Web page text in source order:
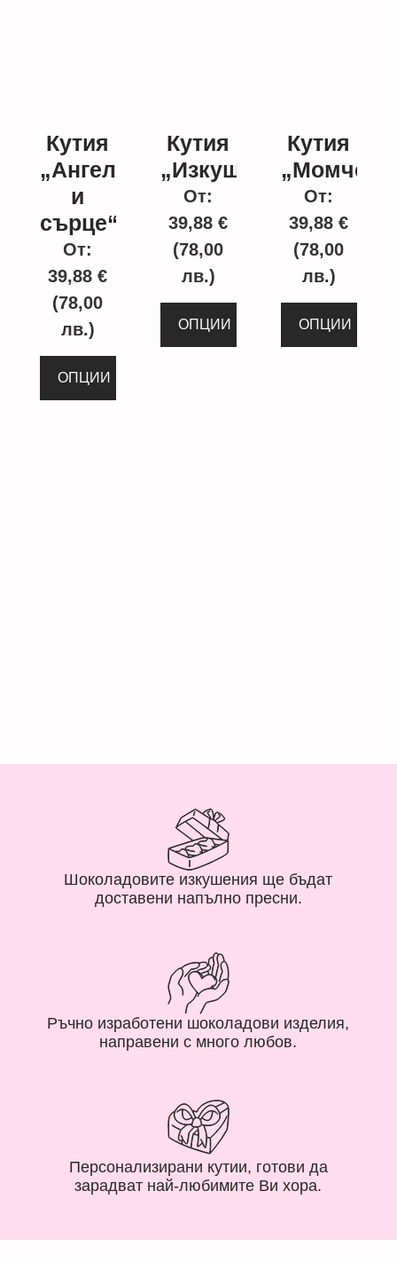
Кутия
„Ангел
и
сърце“
От:
39,88€
(78,00
лв.)
ОПЦИИ
Кутия
„Изкушение“
От:
39,88€
(78,00
лв.)
ОПЦИИ
Кутия
„Момче“
От:
39,88€
(78,00
лв.)
ОПЦИИ
Шоколадовите изкушения ще бъдат
доставени напълно пресни.
Ръчно изработени шоколадови изделия,
направени с много любов.
Персонализирани кутии, готови да
зарадват най-любимите Ви хора.